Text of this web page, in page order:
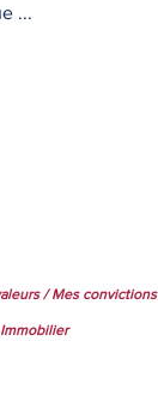
...
/Mes convictions
Immobilier